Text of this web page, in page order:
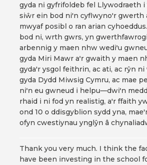
gyda ni gyfrifoldeb fel Llywodraeth
siŵr ein bod ni'n cyflwyno'r gwerth
mwyaf posibl o ran arian
bod ni, wrth gwrs, yn
arbennig y maen nhw wedi'u
gyda Miri Mawr a'r gwaith y maen
gyda'r ysgol feithrin, ac ati, ac rŷn
gyda Dydd Miwsig Cymru, ac mae
ni'n eu gwneud i helpu—dwi'n
rhaid i ni fod yn realistig, a'r ffaith
ond 10 o ddisgyblion sydd yna,
ofyn cwestiynau ynglŷn â
Thank you very much. I think the
have been investing in the school